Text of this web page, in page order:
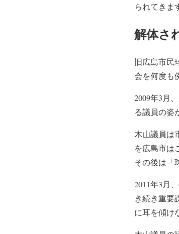
られてきま
解体さ
旧広島市民
会を何度も
2009年3月
る議員の姿
木山議員は
を広島市は
その後は「
2011年3月
き続き重要
に耳を傾け